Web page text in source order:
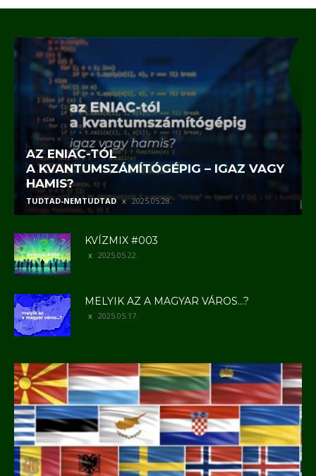
AZ ENIAC-TÓL
A KVANTUMSZÁMÍTÓGÉPIG – IGAZ VAGY
HAMIS?
TUDTAD-NEMTUDTAD 2025.05.28.
KVÍZMIX #003
2025.05.22.
MELYIK AZ A MAGYAR VÁROS…?
2025.05.17.